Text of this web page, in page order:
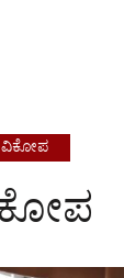
ವಿಕೋಪ